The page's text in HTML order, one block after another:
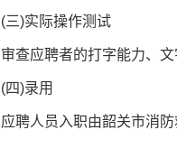
(三)实际操作测试
审查应聘者的打字能力、
(四)录用
应聘人员入职由韶关市消